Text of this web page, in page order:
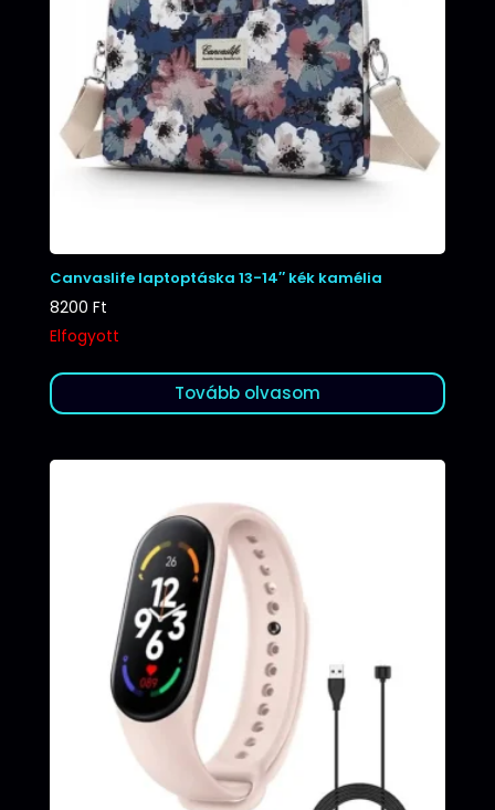
Canvaslife laptoptáska 13-14″ kék kamélia
8200 Ft
Elfogyott
Tovább olvasom